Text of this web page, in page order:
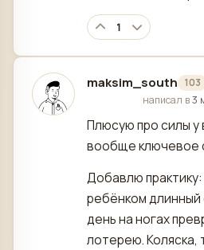
1
maksim_south 103
отредактировано
написал в3
Плюсую про силы у
вообще ключевое
Добавлю
ребёнком длинный
день на ногах
лотерею. Коляска,